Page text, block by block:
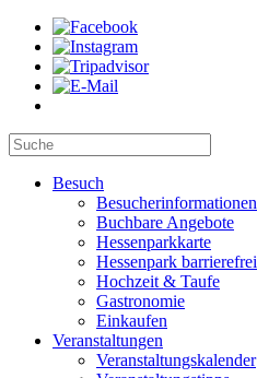
Besuch
Besucherinformationen
Buchbare Angebote
Hessenparkkarte
Hessenpark barrierefrei
Hochzeit & Taufe
Gastronomie
Einkaufen
Veranstaltungen
Veranstaltungskalender